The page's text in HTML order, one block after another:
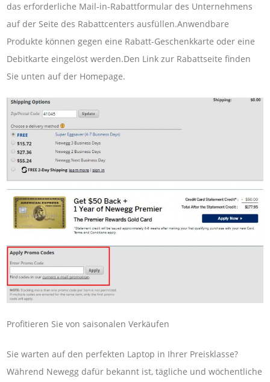
das erforderliche Mail-in-Rabattformular des Unternehmens
auf der Seite des Rabattcenters ausfüllen.Anwendbare
Produkte können gegen eine Rabatt-Geschenkkarte oder eine
Debitkarte eingelöst werden.Den Link zur Rabattseite finden
Sie unten auf der Homepage.
Profitieren Sie von saisonalen Verkäufen
Sie warten auf den perfekten Laptop in Ihrer Preisklasse?
Während Newegg dafür bekannt ist, tägliche und wöchentliche